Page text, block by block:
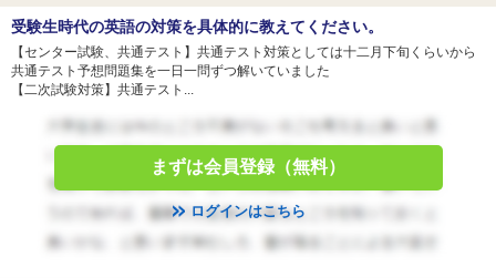
受験生時代の英語の対策を具体的に教えてください。
【センター試験、共通テスト】共通テスト対策としては十二月下旬くらいから
共通テスト予想問題集を一日一問ずつ解いていました
【二次試験対策】共通テスト...
まずは会員登録（無料）
ログインはこちら